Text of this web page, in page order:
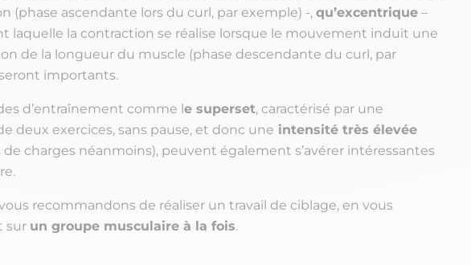
(phase ascendante lors du curl, par exemple) -, qu’excentrique–
laquelle la contraction se réalise lorsque le mouvement induit une
de la longueur du muscle (phase descendante du curl, par
importants.
d’entraînement comme le superset, caractérisé par une
deux exercices, sans pause, et donc une intensité très élevée
de charges néanmoins), peuvent également s’avérer intéressantes
recommandons de réaliser un travail de ciblage, en vous
sur un groupe musculaire à la fois.